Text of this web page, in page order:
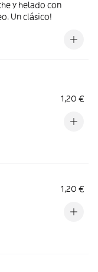
y helado con
Un clásico!
1,20 €
1,20 €